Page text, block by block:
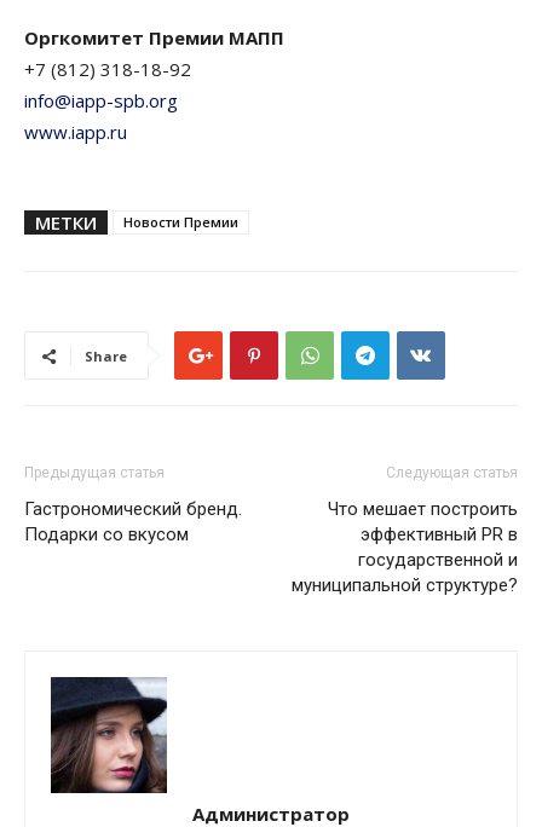
Оргкомитет Премии МАПП
+7 (812) 318-18-92
info@iapp-spb.org
www.iapp.ru
МЕТКИ Новости Премии
Share
Предыдущая статья
Гастрономический бренд.
Подарки со вкусом
Следующая статья
Что мешает построить
эффективный PR в
государственной и
муниципальной структуре?
Администратор